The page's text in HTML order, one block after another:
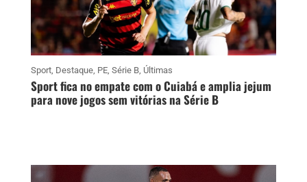
Sport, Destaque, PE, Série B, Últimas
Sport fica no empate com o Cuiabá e amplia jejum
para nove jogos sem vitórias na Série B